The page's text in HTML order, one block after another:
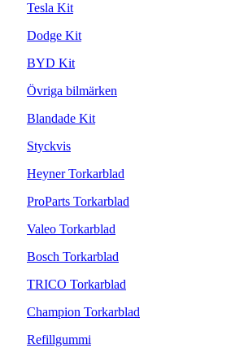
Tesla Kit
Dodge Kit
BYD Kit
Övriga bilmärken
Blandade Kit
Styckvis
Heyner Torkarblad
ProParts Torkarblad
Valeo Torkarblad
Bosch Torkarblad
TRICO Torkarblad
Champion Torkarblad
Refillgummi